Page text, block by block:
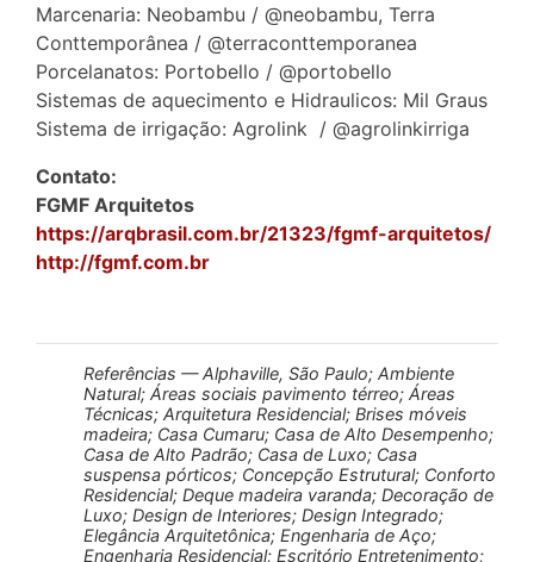
Marcenaria: Neobambu / @neobambu, Terra
Conttemporânea / @terraconttemporanea
Porcelanatos: Portobello / @portobello
Sistemas de aquecimento e Hidraulicos: Mil Graus
Sistema de irrigação: Agrolink / @agrolinkirriga
Contato:
FGMF Arquitetos
https://arqbrasil.com.br/21323/fgmf-arquitetos/
http://fgmf.com.br
Referências — Alphaville, São Paulo; Ambiente
Natural; Áreas sociais pavimento térreo; Áreas
Técnicas; Arquitetura Residencial; Brises móveis
madeira; Casa Cumaru; Casa de Alto Desempenho;
Casa de Alto Padrão; Casa de Luxo; Casa
suspensa pórticos; Concepção Estrutural; Conforto
Residencial; Deque madeira varanda; Decoração de
Luxo; Design de Interiores; Design Integrado;
Elegância Arquitetônica; Engenharia de Aço;
Engenharia Residencial; Escritório Entretenimento;